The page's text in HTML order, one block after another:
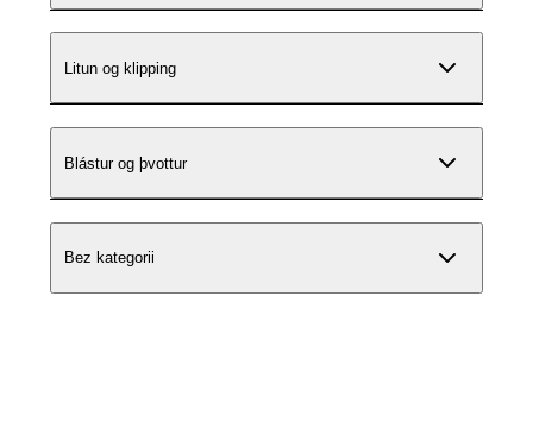
Litun og klipping
Blástur og þvottur
Bez kategorii